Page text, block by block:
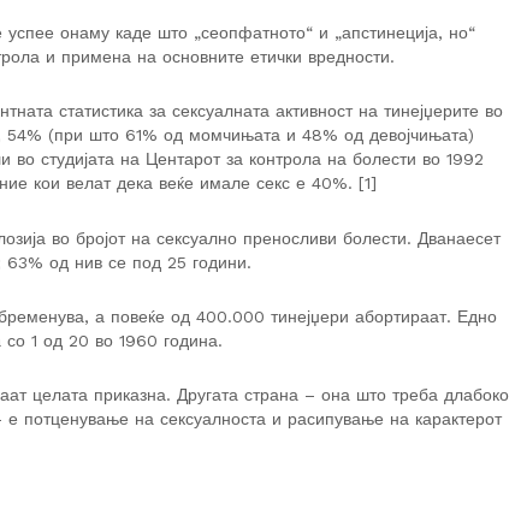
онаму каде што „сеопфатното“ и „апстинеција, но“
и примена на основните етички вредности.
статистика за сексуалната активност на тинејџерите во
(при што 61% од момчињата и 48% од девојчињата)
студијата на Центарот за контрола на болести во 1992
кои велат дека веќе имале секс е 40%. [1]
во бројот на сексуално преносливи болести. Дванаесет
63% од нив се под 25 години.
а повеќе од 400.000 тинејџери абортираат. Едно
1 од 20 во 1960 година.
целата приказна. Другата страна – она што треба длабоко
потценување на сексуалноста и расипување на карактерот